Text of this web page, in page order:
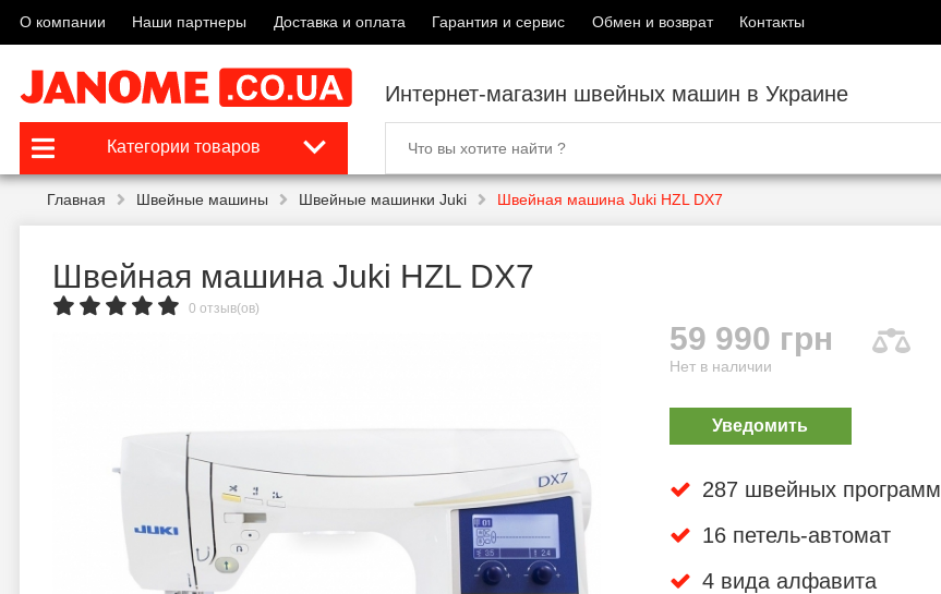
О компании Наши партнеры Доставка и оплата Гарантия и сервис Обмен и возврат Контакты
Интернет-магазин швейных машин в Украине
Категории товаров
Главная Швейные машины Швейные машинки Juki Швейная машина Juki HZL DX7
Швейная машина Juki HZL DX7
0 отзыв(ов)
59 990 грн
Нет в наличии
Уведомить
287 швейных программ
16 петель-автомат
4 вида алфавита